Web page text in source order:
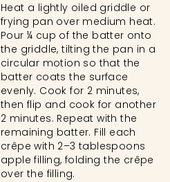
Heat a lightly oiled griddle or
frying pan over medium heat.
Pour ¼ cup of the batter onto
the griddle, tilting the pan in a
circular motion so that the
batter coats the surface
evenly. Cook for 2 minutes,
then flip and cook for another
2 minutes. Repeat with the
remaining batter. Fill each
crêpe with 2–3 tablespoons
apple filling, folding the crêpe
over the filling.